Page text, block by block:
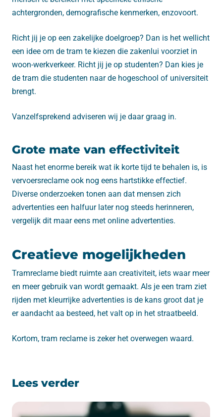
achtergronden, demografische kenmerken, enzovoort.
Richt jij je op een zakelijke doelgroep? Dan is het wellicht
een idee om de tram te kiezen die zakenlui voorziet in
woon-werkverkeer. Richt jij je op studenten? Dan kies je
de tram die studenten naar de hogeschool of universiteit
brengt.
Vanzelfsprekend adviseren wij je daar graag in.
Grote mate van effectiviteit
Naast het enorme bereik wat ik korte tijd te behalen is, is
vervoersreclame ook nog eens hartstikke effectief.
Diverse onderzoeken tonen aan dat mensen zich
advertenties een halfuur later nog steeds herinneren,
vergelijk dit maar eens met online advertenties.
Creatieve mogelijkheden
Tramreclame biedt ruimte aan creativiteit, iets waar meer
en meer gebruik van wordt gemaakt. Als je een tram ziet
rijden met kleurrijke advertenties is de kans groot dat je
er aandacht aa besteed, het valt op in het straatbeeld.
Kortom, tram reclame is zeker het overwegen waard.
Lees verder